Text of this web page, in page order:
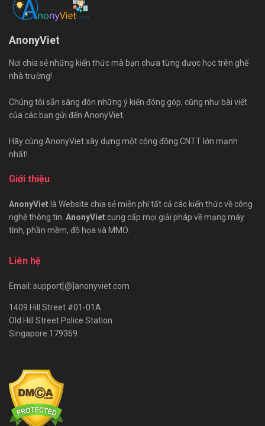
AnonyViet
Nơi chia sẻ những kiến thức mà bạn chưa từng được học trên ghế
nhà trường!
Chúng tôi sẵn sàng đón những ý kiến đóng góp, cũng như bài viết
của các bạn gửi đến AnonyViet.
Hãy cùng AnonyViet xây dựng một cộng đồng CNTT lớn mạnh
nhất!
Giới thiệu
AnonyViet là Website chia sẻ miễn phí tất cả các kiến thức về công
nghệ thông tin. AnonyViet cung cấp mọi giải pháp về mạng máy
tính, phần mềm, đồ họa và MMO.
Liên hệ
Email: support[@]anonyviet.com
1409 Hill Street #01-01A
Old Hill Street Police Station
Singapore 179369